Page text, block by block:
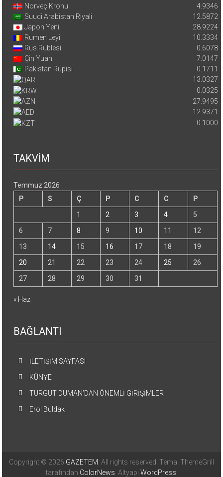
Norveç Kronu
4.9346
Suudi Arabistan Riyali
12.5872
Japon Yeni
28.9224
Rumen Leyi
10.3334
Rus Rublesi
0.6078
Çin Yuanı
7.0147
Pakistan Rupisi
0.1711
13.0327
0.0325
27.9495
12.9371
0.1000
TAKVİM
Temmuz 2026
P
S Ç P C C
P
1
2 3 4
5
6
7 8 9 10 11
12
13
14 15 16 17 18
19
20
21 22 23 24 25
26
27
28 29 30 31
« Haz
BAĞLANTI
İLETİŞİM SAYFASI
KÜNYE
TURGUT DUMAN’DAN ÖNEMLİ GİRİŞİMLER
Erol Buldak
Copyright © 2026 GAZETEM . All rights reserved. Tema: ThemeGrill
tarafından ColorNews . Altyapı WordPress